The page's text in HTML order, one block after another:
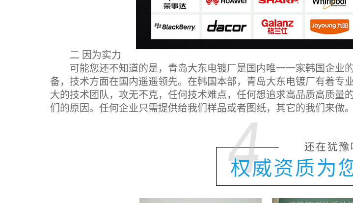
二 因为实力
可能您还不知道的是，青岛大东电镀厂是国内唯一一家韩国企业
备，技术方面在国内遥遥领先。在韩国本部，青岛大东电镀厂有着专
大的技术团队，攻无不克，任何技术难点，任何想追求高品质高质量
们的原因。任何企业只需提供给我们样品或者图纸，其它的我们来做